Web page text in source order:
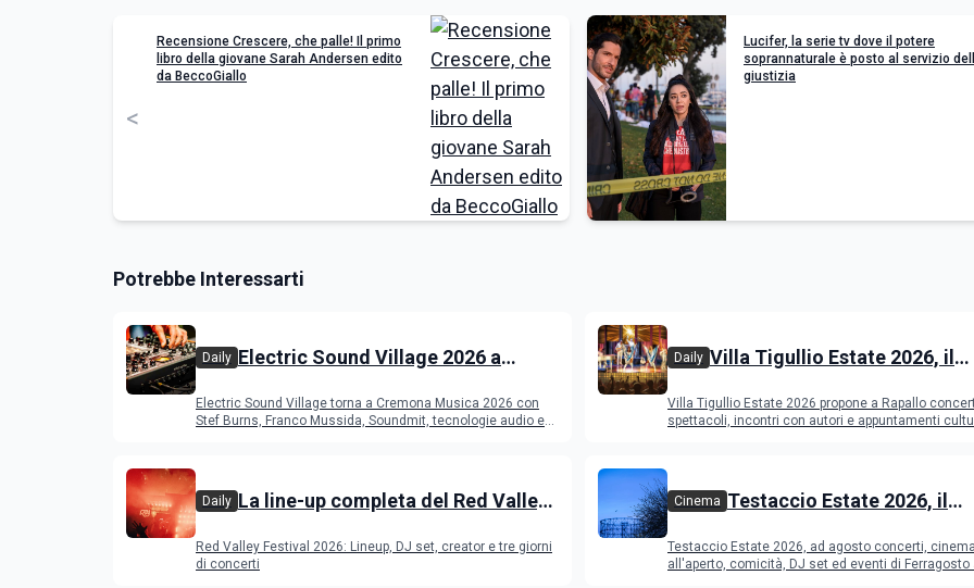
<
Recensione Crescere, che palle! Il primo
libro della giovane Sarah Andersen edito
da BeccoGiallo
Lucifer, la serie tv dove il potere
soprannaturale è posto al servizio
giustizia
Potrebbe Interessarti
Daily Electric Sound Village 2026 a
Young Band Contest, il programma
Electric Sound Village torna a Cremona Musica 2026 con
Stef Burns, Franco Mussida, Soundmit, tecnologie audio e
Daily Villa Tigullio Estate 2026, il
Villa Tigullio Estate 2026 propone a Rapallo
spettacoli, incontri con autori e appuntamenti
Daily La line-up completa del Red Valley
Red Valley Festival 2026: Lineup, DJ set, creator e tre giorni
di concerti
Cinema Testaccio Estate 2026, il
Ferragosto
Testaccio Estate 2026, ad agosto concerti,
all'aperto, comicità, DJ set ed eventi di Ferragosto